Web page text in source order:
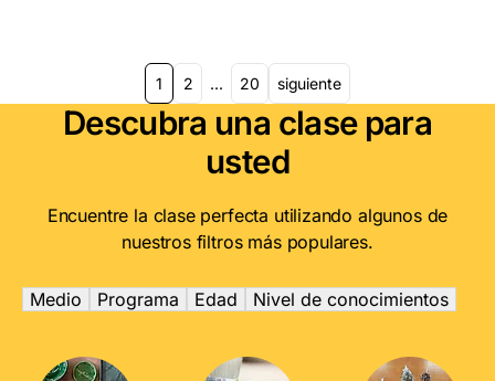
Paginación
1 2 ... 20 siguiente
Descubra una clase para
usted
Encuentre la clase perfecta utilizando algunos de
nuestros filtros más populares.
Medio Programa Edad Nivel de conocimientos